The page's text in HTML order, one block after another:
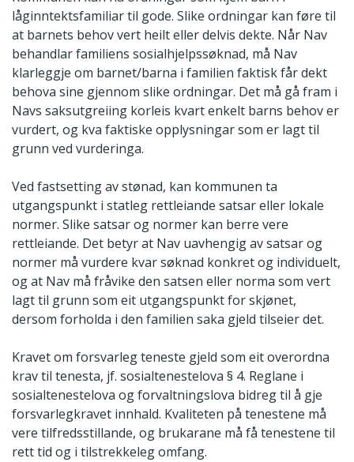
låginntektsfamiliar til gode. Slike ordningar kan føre til
at barnets behov vert heilt eller delvis dekte. Når Nav
behandlar familiens sosialhjelpssøknad, må Nav
klarleggje om barnet/barna i familien faktisk får dekt
behova sine gjennom slike ordningar. Det må gå fram i
Navs saksutgreiing korleis kvart enkelt barns behov er
vurdert, og kva faktiske opplysningar som er lagt til
grunn ved vurderinga.
Ved fastsetting av stønad, kan kommunen ta
utgangspunkt i statleg rettleiande satsar eller lokale
normer. Slike satsar og normer kan berre vere
rettleiande. Det betyr at Nav uavhengig av satsar og
normer må vurdere kvar søknad konkret og individuelt,
og at Nav må fråvike den satsen eller norma som vert
lagt til grunn som eit utgangspunkt for skjønet,
dersom forholda i den familien saka gjeld tilseier det.
Kravet om forsvarleg teneste gjeld som eit overordna
krav til tenesta, jf. sosialtenestelova § 4. Reglane i
sosialtenestelova og forvaltningslova bidreg til å gje
forsvarlegkravet innhald. Kvaliteten på tenestene må
vere tilfredsstillande, og brukarane må få tenestene til
rett tid og i tilstrekkeleg omfang.